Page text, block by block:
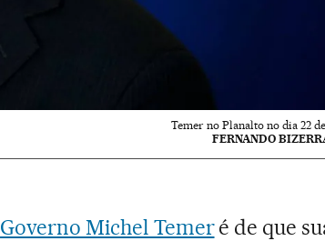
Temer no Planalto no dia 22
FERNANDO
Governo Michel Temeré de que